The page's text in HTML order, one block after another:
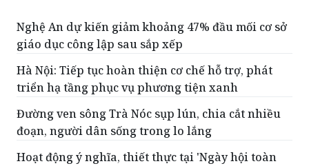
Nghệ An dự kiến giảm khoảng 47% đầu mối cơ sở
giáo dục công lập sau sắp xếp
Hà Nội: Tiếp tục hoàn thiện cơ chế hỗ trợ, phát
triển hạ tầng phục vụ phương tiện xanh
Đường ven sông Trà Nóc sụp lún, chia cắt nhiều
đoạn, người dân sống trong lo lắng
Hoạt động ý nghĩa, thiết thực tại 'Ngày hội toàn